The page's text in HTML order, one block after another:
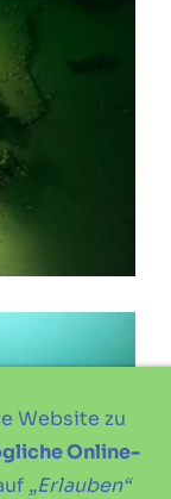
Website zu
Online-
„Erlauben“